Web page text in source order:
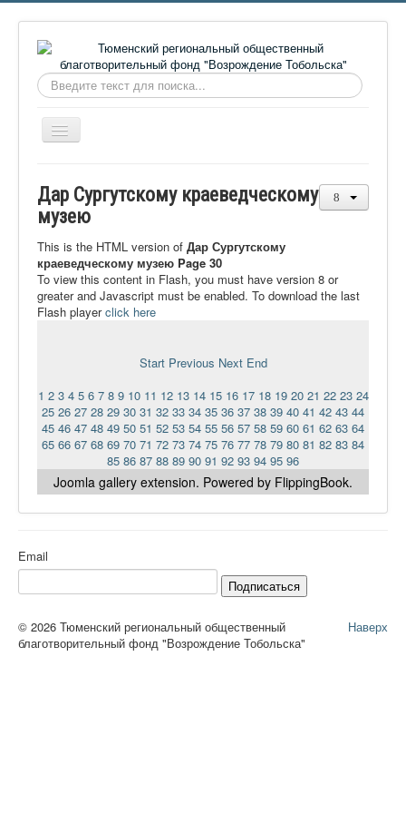
Искать...
Включить/
выключить
О фонде
Видеоматериалы
Контакты
Ермаковополе.рф
Дар Сургутскому краеведческому
музею
This is the HTML version of Дар Сургутскому
краеведческому музею Page 30
To view this content in Flash, you must have version 8 or
greater and Javascript must be enabled. To download the last
Flash playerclick here
Start Previous Next End
1 2 3 4 5 6 7 8 9 10 11 12 13 14 15 16 17 18 19 20 21 22 23 24
25 26 27 28 29 30 31 32 33 34 35 36 37 38 39 40 41 42 43 44
45 46 47 48 49 50 51 52 53 54 55 56 57 58 59 60 61 62 63 64
65 66 67 68 69 70 71 72 73 74 75 76 77 78 79 80 81 82 83 84
85 86 87 88 89 90 91 92 93 94 95 96
Joomla gallery extension. Powered by FlippingBook.
Email
Подписаться
Наверх
© 2026 Тюменский региональный общественный
благотворительный фонд "Возрождение Тобольска"